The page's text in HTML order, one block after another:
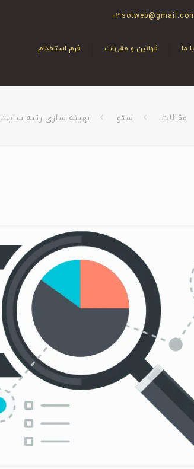
ما قوانین و مقررات فرم استخدام
مقالات سئو بهینه سازی رتبه سایت